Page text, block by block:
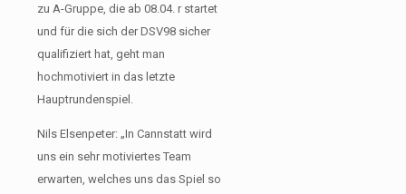
zu A-Gruppe, die ab 08.04. r startet
und für die sich der DSV98 sicher
qualifiziert hat, geht man
hochmotiviert in das letzte
Hauptrundenspiel.
Nils Elsenpeter: „In Cannstatt wird
uns ein sehr motiviertes Team
erwarten, welches uns das Spiel so